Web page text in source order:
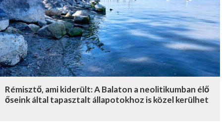
Rémisztő, ami kiderült: A Balaton a neolitikumban élő
őseink által tapasztalt állapotokhoz is közel kerülhet